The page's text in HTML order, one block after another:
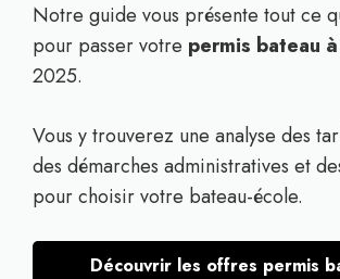
Notre guide vous présente tout ce
pour passer votre permis bateau
2025.
Vous y trouverez une analyse des
des démarches administratives et
pour choisir votre bateau-école.
Découvrir les offres permis